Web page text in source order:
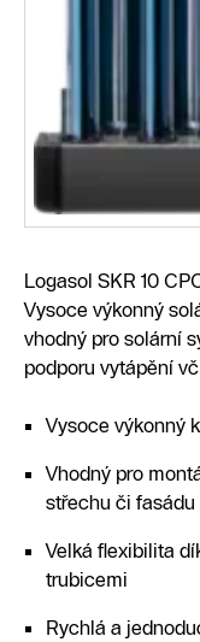
Logasol SKR 10
Vysoce výkonný
vhodný pro solární
podporu vytápění
Vysoce výkonný
Vhodný pro
střechu či fasádu
Velká flexibilita
trubicemi
Rychlá a